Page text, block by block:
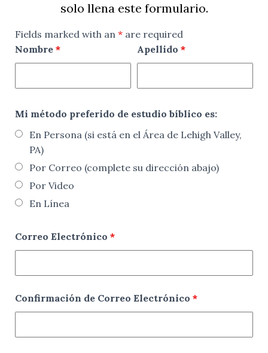
solo llena este formulario.
Fields marked with an * are required
Nombre * Apellido*
Mi método preferido de estudio bíblico es:
En Persona (si está en el Área de Lehigh Valley,
PA)
Por Correo (complete su dirección abajo)
Por Video
En Línea
Correo Electrónico *
Confirmación de Correo Electrónico *